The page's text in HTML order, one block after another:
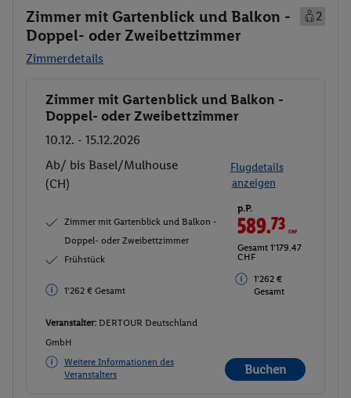
Zimmer mit Gartenblick und Balkon -
Doppel- oder Zweibettzimmer
2
Zimmerdetails
Buchen
Zimmer mit Gartenblick und Balkon -
Doppel- oder Zweibettzimmer
10.12. - 15.12.2026
Ab/ bis Basel/Mulhouse
(CH)
Flugdetails
anzeigen
Zimmer mit Gartenblick und Balkon -
Doppel- oder Zweibettzimmer
Frühstück
1'262 € Gesamt
p.P.
589.73CHF
Gesamt 1'179.47
CHF
1'262 €
Gesamt
Veranstalter: DERTOUR Deutschland
GmbH
Weitere Informationen des
Veranstalters
Buchen